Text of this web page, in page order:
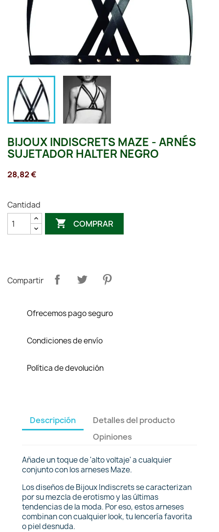
BIJOUX INDISCRETS MAZE - ARNÉS
SUJETADOR HALTER NEGRO
28,82 €
Cantidad
 COMPRAR
Compartir
Ofrecemos pago seguro
Condiciones de envío
Política de devolución
Descripción
Detalles del producto
Opiniones
Añade un toque de 'alto voltaje' a cualquier
conjunto con los arneses Maze.
Los diseños de Bijoux Indiscrets se caracterizan
por su mezcla de erotismo y las últimas
tendencias de la moda. Por eso, estos arneses
combinan con cualquier look, tu lencería favorita
o piel desnuda.